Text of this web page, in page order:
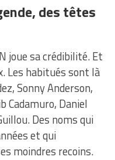
des têtes
joue sa crédibilité. Et
Les habitués sont là
Sonny Anderson,
Cadamuro, Daniel
Des noms qui
et qui
moindres recoins.